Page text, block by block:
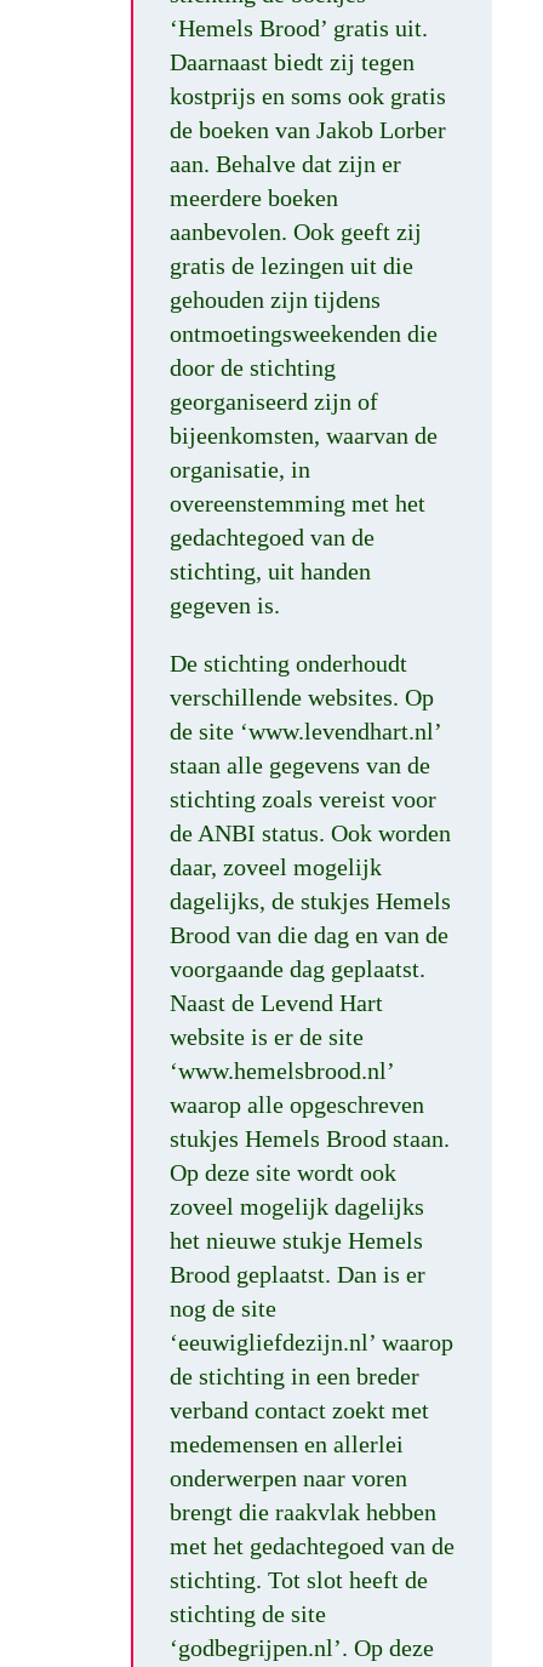
‘Hemels Brood’ gratis uit.
Daarnaast biedt zij tegen
kostprijs en soms ook gratis
de boeken van Jakob Lorber
aan. Behalve dat zijn er
meerdere boeken
aanbevolen. Ook geeft zij
gratis de lezingen uit die
gehouden zijn tijdens
ontmoetingsweekenden die
door de stichting
georganiseerd zijn of
bijeenkomsten, waarvan de
organisatie, in
overeenstemming met het
gedachtegoed van de
stichting, uit handen
gegeven is.
De stichting onderhoudt
verschillende websites. Op
de site ‘www.levendhart.nl’
staan alle gegevens van de
stichting zoals vereist voor
de ANBI status. Ook worden
daar, zoveel mogelijk
dagelijks, de stukjes Hemels
Brood van die dag en van de
voorgaande dag geplaatst.
Naast de Levend Hart
website is er de site
‘www.hemelsbrood.nl’
waarop alle opgeschreven
stukjes Hemels Brood staan.
Op deze site wordt ook
zoveel mogelijk dagelijks
het nieuwe stukje Hemels
Brood geplaatst. Dan is er
nog de site
‘eeuwigliefdezijn.nl’ waarop
de stichting in een breder
verband contact zoekt met
medemensen en allerlei
onderwerpen naar voren
brengt die raakvlak hebben
met het gedachtegoed van de
stichting. Tot slot heeft de
stichting de site
‘godbegrijpen.nl’. Op deze